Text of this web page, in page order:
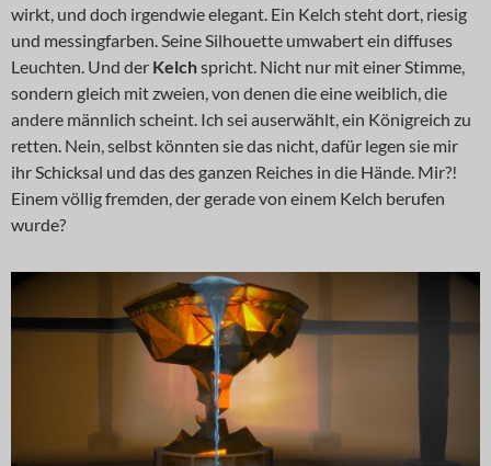
wirkt, und doch irgendwie elegant. Ein Kelch steht dort, riesig
und messingfarben. Seine Silhouette umwabert ein diffuses
Leuchten. Und der Kelchspricht. Nicht nur mit einer Stimme,
sondern gleich mit zweien, von denen die eine weiblich, die
andere männlich scheint. Ich sei auserwählt, ein Königreich zu
retten. Nein, selbst könnten sie das nicht, dafür legen sie mir
ihr Schicksal und das des ganzen Reiches in die Hände. Mir?!
Einem völlig fremden, der gerade von einem Kelch berufen
wurde?